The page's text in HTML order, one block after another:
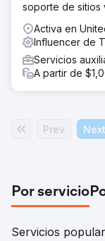
soporte de sitios
Activa en
Influencer de
Servicios
A partir de
Prev Next
Por servicio
Servicios